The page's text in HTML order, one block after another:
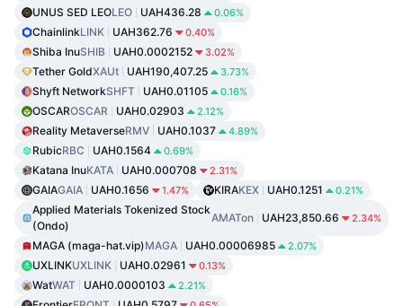
UNUS SED LEOLEO UAH436.28 0.06%
ChainlinkLINK UAH362.76 0.40%
Shiba InuSHIB UAH0.0002152 3.02%
Tether GoldXAUt UAH190,407.25 3.73%
Shyft NetworkSHFT UAH0.01105 0.16%
OSCAROSCAR UAH0.02903 2.12%
Reality MetaverseRMV UAH0.1037 4.89%
RubicRBC UAH0.1564 0.69%
Katana InuKATA UAH0.000708 2.31%
GAIAGAIA UAH0.1656 1.47% KIRAKEX UAH0.1251 0.21%
Applied Materials Tokenized Stock
(Ondo)
AMATon UAH23,850.66 2.34%
MAGA (maga-hat.vip)MAGA UAH0.00006985 2.07%
UXLINKUXLINK UAH0.02961 0.13%
WatWAT UAH0.0000103 2.21%